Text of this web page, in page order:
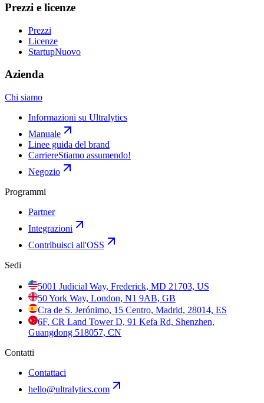
Prezzi e licenze
Prezzi
Licenze
StartupNuovo
Azienda
Chi siamo
Informazioni su Ultralytics
Manuale
Linee guida del brand
CarriereStiamo assumendo!
Negozio
Programmi
Partner
Integrazioni
Contribuisci all'OSS
Sedi
5001 Judicial Way, Frederick, MD 21703, US
50 York Way, London, N1 9AB, GB
Cra de S. Jerónimo, 15 Centro, Madrid, 28014, ES
6F, CR Land Tower D, 91 Kefa Rd, Shenzhen,
Guangdong 518057, CN
Contatti
Contattaci
hello@ultralytics.com